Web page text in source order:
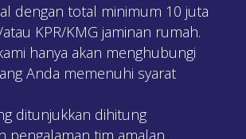
dengan total minimum 10 juta
KPR/KMG jaminan rumah.
hanya akan menghubungi
Anda memenuhi syarat
ditunjukkan dihitung
pengalaman tim amalan